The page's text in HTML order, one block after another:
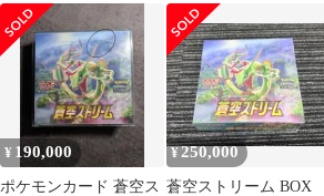
クケース ボックスロ
ーダー35
トリーム スペシャル 韓
国版 未開封
¥ 190,000
ポケモンカード 蒼空ス
¥250,000
蒼空ストリーム BOX